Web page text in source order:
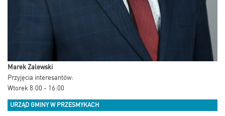
Marek Zalewski
Przyjęcia interesantów:
Wtorek 8:00 - 16:00
URZĄD GMINY W PRZESMYKACH